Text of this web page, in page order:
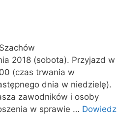
2018 (sobota). Przyjazd w
(czas trwania w
dnia w niedzielę).
zawodników i osoby
w sprawie … Dowiedz